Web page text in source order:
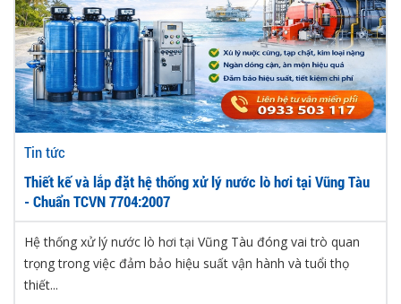
Tin tức
Thiết kế và lắp đặt hệ thống xử lý nước lò hơi tại Vũng Tàu
- Chuẩn TCVN 7704:2007
Hệ thống xử lý nước lò hơi tại Vũng Tàu đóng vai trò quan
trọng trong việc đảm bảo hiệu suất vận hành và tuổi thọ
thiết...